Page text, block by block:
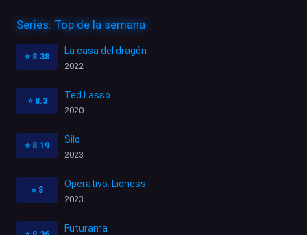
Series: Top de la semana
⭐ 8.38
La casa del dragón
2022
⭐ 8.3
Ted Lasso
2020
⭐ 8.19
Silo
2023
⭐ 8
Operativo: Lioness
2023
Futurama